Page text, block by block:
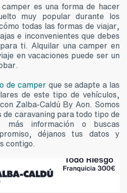
es una forma de hacer
muy popular durante los
todas las formas de viajar,
e inconvenientes que debes
ti. Alquilar una camper en
en vacaciones puede ser un
de camperque se adapte a las
de este tipo de vehículos,
Zalba-Caldú By Aon. Somos
caravaning para todo tipo de
más información o buscas
déjanos tus datos y
contigo.